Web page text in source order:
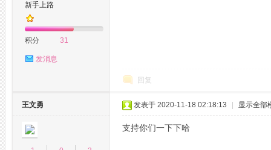
新手上路
积分 31
发消息
回复
王文勇 发表于 2020-11-18 02:18:13 显示全部
支持你们一下下哈